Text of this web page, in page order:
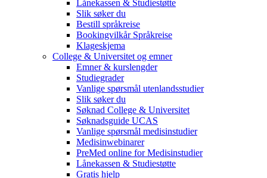
Lånekassen & Studiestøtte
Slik søker du
Bestill språkreise
Bookingvilkår Språkreise
Klageskjema
College & Universitet og emner
Emner & kurslengder
Studiegrader
Vanlige spørsmål utenlandsstudier
Slik søker du
Søknad College & Universitet
Søknadsguide UCAS
Vanlige spørsmål medisinstudier
Medisinwebinarer
PreMed online for Medisinstudier
Lånekassen & Studiestøtte
Gratis hjelp